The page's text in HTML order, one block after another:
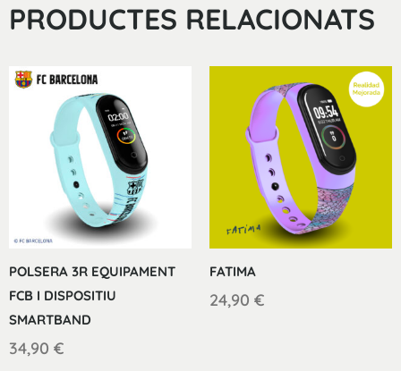
PRODUCTES RELACIONATS
POLSERA 3R EQUIPAMENT
FCB I DISPOSITIU
SMARTBAND
34,90 €
FATIMA
24,90 €